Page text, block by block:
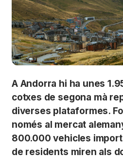
A Andorra hi ha unes
cotxes de segona mà
diverses plataformes.
només al mercat
800.000 vehicles
de residents miren als